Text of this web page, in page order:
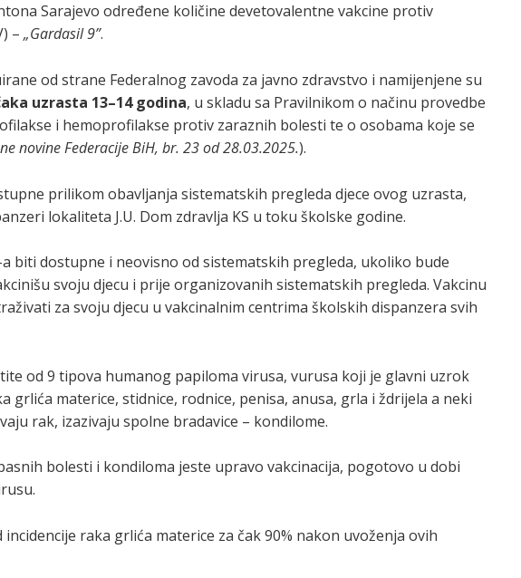
Sarajevo određene količine devetovalentne vakcine protiv
–„Gardasil 9”.
od strane Federalnog zavoda za javno zdravstvo i namijenjene su
uzrasta 13–14 godina, u skladu sa Pravilnikom o načinu provedbe
i hemoprofilakse protiv zaraznih bolesti te o osobama koje se
novine Federacije BiH, br. 23 od 28.03.2025.).
prilikom obavljanja sistematskih pregleda djece ovog uzrasta,
lokaliteta J.U. Dom zdravlja KS u toku školske godine.
biti dostupne i neovisno od sistematskih pregleda, ukoliko bude
svoju djecu i prije organizovanih sistematskih pregleda. Vakcinu
za svoju djecu u vakcinalnim centrima školskih dispanzera svih
od 9 tipova humanog papiloma virusa, vurusa koji je glavni uzrok
grlića materice, stidnice, rodnice, penisa, anusa, grla i ždrijela a neki
rak, izazivaju spolne bradavice – kondilome.
bolesti i kondiloma jeste upravo vakcinacija, pogotovo u dobi
raka grlića materice za čak 90% nakon uvoženja ovih